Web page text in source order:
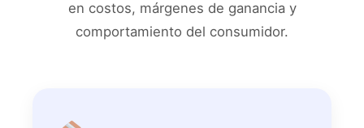
en costos, márgenes de ganancia y
comportamiento del consumidor.